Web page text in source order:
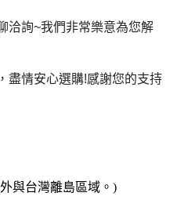
洽詢~我們非常樂意為您解
盡情安心選購!感謝您的支持
與台灣離島區域。)